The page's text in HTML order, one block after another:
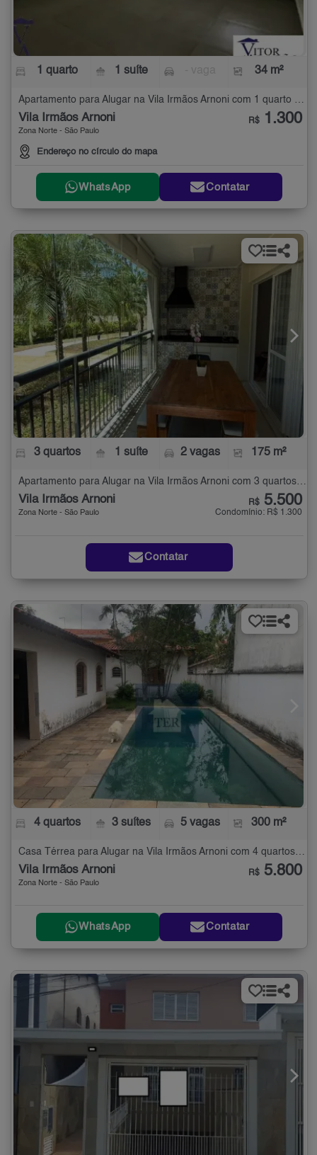
1 quarto 1 suíte 34 m²
Apartamento para Alugar na Vila Irmãos Arnoni com 1 quarto - 34 m²
Vila Irmãos Arnoni
Zona Norte - São Paulo
Endereço no círculo do mapa
R$ 1.300
WhatsApp Contatar
3 quartos 1 suíte 2 vagas 175 m²
Apartamento para Alugar na Vila Irmãos Arnoni com 3 quartos - 175 m²
Vila Irmãos Arnoni
Zona Norte - São Paulo
R$ 5.500
Condomínio: R$ 1.300
Contatar
4 quartos 3 suítes 5 vagas 300 m²
Vila Irmãos Arnoni
Zona Norte - São Paulo
R$ 5.800
WhatsApp Contatar